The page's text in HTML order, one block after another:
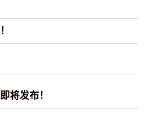
将发布！